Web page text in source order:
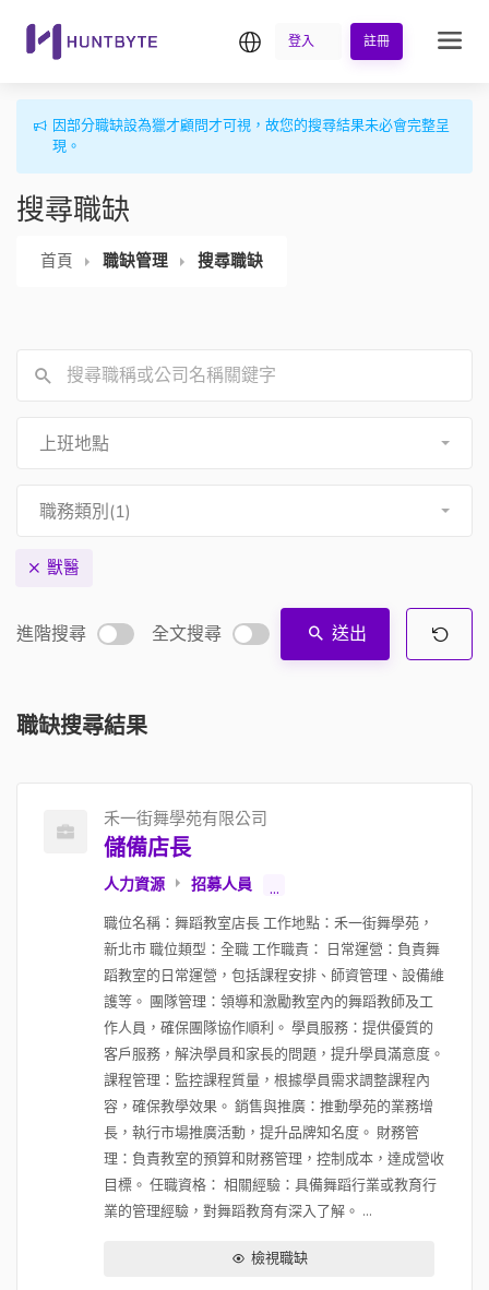
繁中登入 註冊
因部分職缺設為獵才顧問才可視，故您的搜尋結果未必會完整呈
現。
搜尋職缺
首頁 職缺管理 搜尋職缺
上班地點
職務類別(1)
獸醫
進階搜尋 全文搜尋 送出
職缺搜尋結果
禾一街舞學苑有限公司
儲備店長
人力資源 招募人員 ...
職位名稱：舞蹈教室店長 工作地點：禾一街舞學苑，
新北市 職位類型：全職 工作職責： 日常運營：負責舞
蹈教室的日常運營，包括課程安排、師資管理、設備維
護等。 團隊管理：領導和激勵教室內的舞蹈教師及工
作人員，確保團隊協作順利。 學員服務：提供優質的
客戶服務，解決學員和家長的問題，提升學員滿意度。
課程管理：監控課程質量，根據學員需求調整課程內
容，確保教學效果。 銷售與推廣：推動學苑的業務增
長，執行市場推廣活動，提升品牌知名度。 財務管
理：負責教室的預算和財務管理，控制成本，達成營收
目標。 任職資格： 相關經驗：具備舞蹈行業或教育行
業的管理經驗，對舞蹈教育有深入了解。 ...
檢視職缺